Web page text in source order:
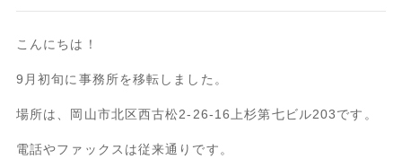
こんにちは！
9月初旬に事務所を移転しました。
場所は、岡山市北区西古松2-26-16上杉第七ビル203です。
電話やファックスは従来通りです。